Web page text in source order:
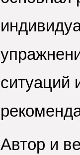
ситуаций
Автор и